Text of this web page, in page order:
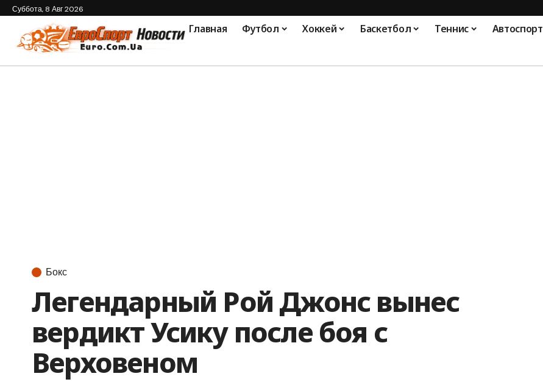
Суббота, 8 Авг 2026
Главная Футбол Хоккей Баскетбол Теннис Автоспорт
Бокс
Легендарный Рой Джонс вынес
вердикт Усику после боя с
Верховеном